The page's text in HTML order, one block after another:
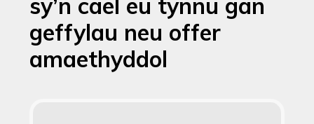
sy’n cael eu tynnu gan
geffylau neu offer
amaethyddol